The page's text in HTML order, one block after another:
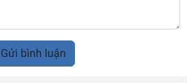
Gửi bình luận